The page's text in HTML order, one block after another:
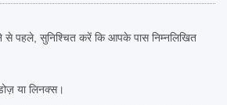
से पहले, सुनिश्चित करें कि आपके पास निम्नलिखित
या लिनक्स।